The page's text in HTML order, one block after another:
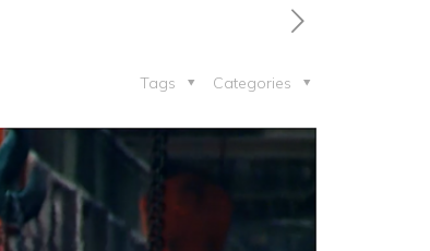
Categories
Tags